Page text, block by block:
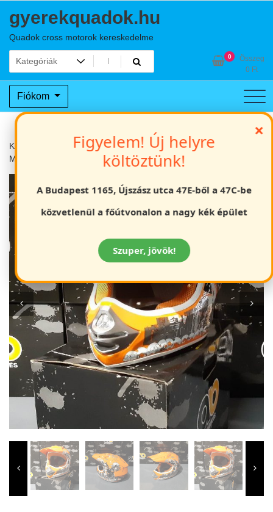
gyerekquadok.hu
Quadok cross motorok kereskedelme
0
Összeg
0 Ft
Fiókom
Kezdőlap Bukósisak Gyerek cross bukósisak, narancssárga,
M-es méret. 53-54 cm
×
Figyelem! Új helyre
költöztünk!
A Budapest 1165, Újszász utca 47E-ből a 47C-be
közvetlenül a főútvonalon a nagy kék épület
Szuper, jövök!